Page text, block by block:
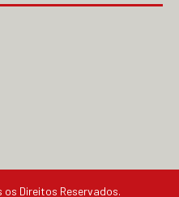
Direitos Reservados.